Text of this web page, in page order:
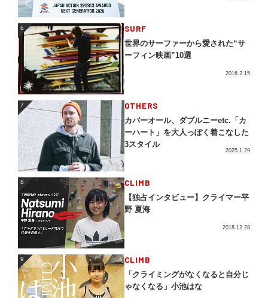
6 SURF
世界のサーファーから愛された“サ
ーフィン映画”10選
2016.2.15
7 OTHERS
カバーオール、ダブルニーetc.「カ
ーハート」を大人っぽく着こなした
3スタイル
2025.1.29
8 CLIMB
【独占インタビュー】クライマー平
野 夏海
2018.12.28
9 CLIMB
「クライミングがなくなると自分じ
ゃなくなる」小池はな